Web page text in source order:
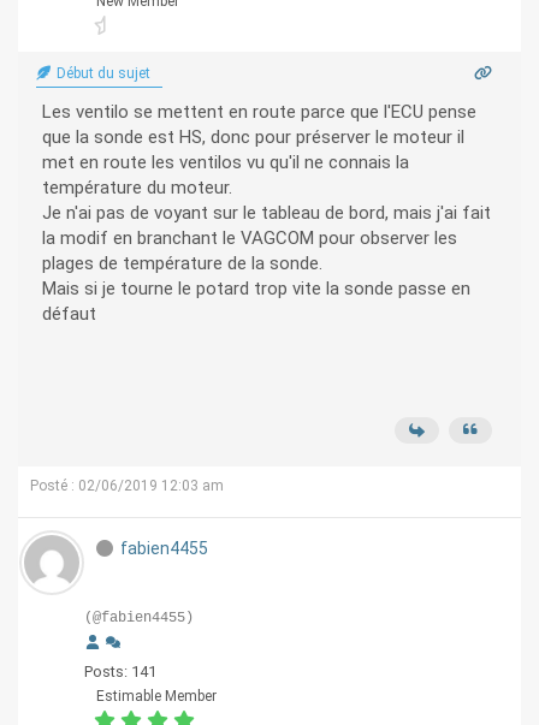
Début du sujet
Les ventilo se mettent en route parce que l'ECU pense
que la sonde est HS, donc pour préserver le moteur il
met en route les ventilos vu qu'il ne connais la
température du moteur.
Je n'ai pas de voyant sur le tableau de bord, mais j'ai fait
la modif en branchant le VAGCOM pour observer les
plages de température de la sonde.
Mais si je tourne le potard trop vite la sonde passe en
défaut
Posté : 02/06/2019 12:03 am
fabien4455
(@fabien4455)
Posts: 141
Estimable Member